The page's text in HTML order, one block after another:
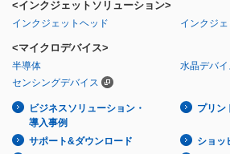
<インクジェットソリューション>
インクジェットヘッド インクジ
<マイクロデバイス>
半導体
水晶デバイ
センシングデバイス
ビジネスソリューション・
導入事例
プリン
サポート&ダウンロード ショッ